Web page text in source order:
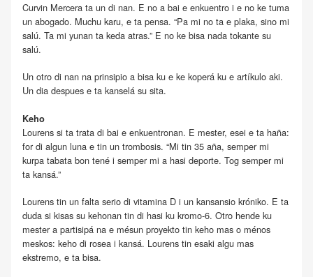
Curvin Mercera ta un di nan. E no a bai e enkuentro i e no ke tuma
un abogado. Muchu karu, e ta pensa. “Pa mi no ta e plaka, sino mi
salú. Ta mi yunan ta keda atras.” E no ke bisa nada tokante su
salú.
Un otro di nan na prinsipio a bisa ku e ke koperá ku e artíkulo aki.
Un dia despues e ta kanselá su sita.
Keho
Lourens si ta trata di bai e enkuentronan. E mester, esei e ta haña:
for di algun luna e tin un trombosis. “Mi tin 35 aña, semper mi
kurpa tabata bon tené i semper mi a hasi deporte. Tog semper mi
ta kansá.”
Lourens tin un falta serio di vitamina D i un kansansio króniko. E ta
duda si kisas su kehonan tin di hasi ku kromo-6. Otro hende ku
mester a partisipá na e mésun proyekto tin keho mas o ménos
meskos: keho di rosea i kansá. Lourens tin esaki algu mas
ekstremo, e ta bisa.